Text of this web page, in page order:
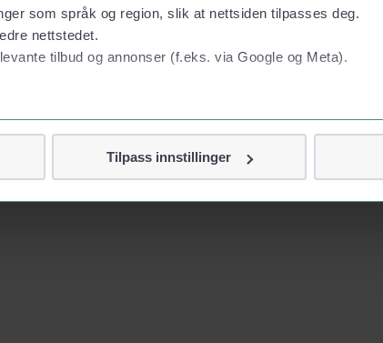
som språk og region, slik at nettsiden tilpasses deg.
nettstedet.
tilbud og annonser (f.eks. via Google og Meta).
Tilpass innstillinger